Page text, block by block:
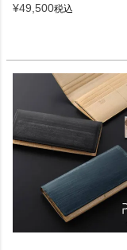
¥49,500税込